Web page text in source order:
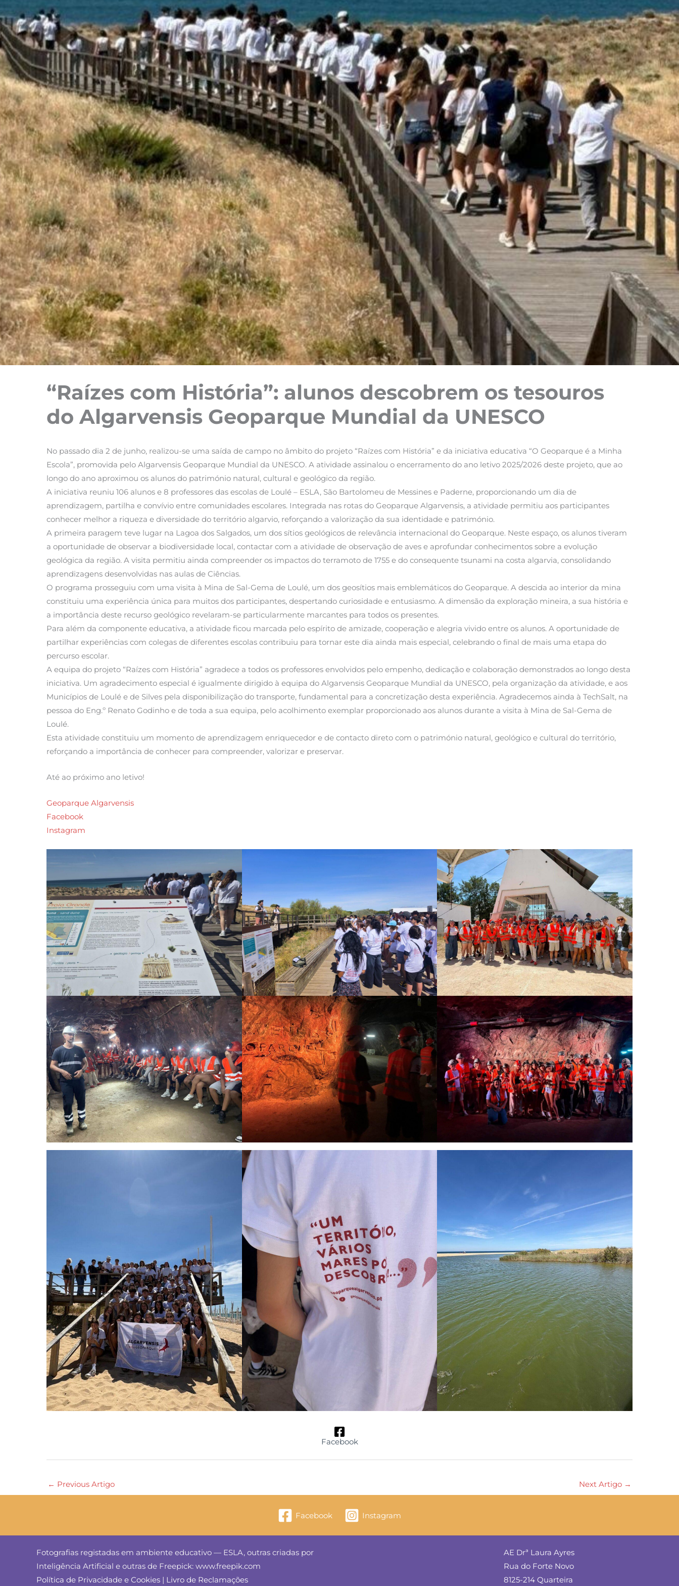
“Raízes com História”: alunos descobrem os tesouros
do Algarvensis Geoparque Mundial da UNESCO
No passado dia 2 de junho, realizou-se uma saída de campo no âmbito do projeto “Raízes com História” e da iniciativa educativa “O Geoparque é a Minha
Escola”, promovida pelo Algarvensis Geoparque Mundial da UNESCO. A atividade assinalou o encerramento do ano letivo 2025/2026 deste projeto, que ao
longo do ano aproximou os alunos do património natural, cultural e geológico da região.
A iniciativa reuniu 106 alunos e 8 professores das escolas de Loulé – ESLA, São Bartolomeu de Messines e Paderne, proporcionando um dia de
aprendizagem, partilha e convívio entre comunidades escolares. Integrada nas rotas do Geoparque Algarvensis, a atividade permitiu aos participantes
conhecer melhor a riqueza e diversidade do território algarvio, reforçando a valorização da sua identidade e património.
A primeira paragem teve lugar na Lagoa dos Salgados, um dos sítios geológicos de relevância internacional do Geoparque. Neste espaço, os alunos tiveram
a oportunidade de observar a biodiversidade local, contactar com a atividade de observação de aves e aprofundar conhecimentos sobre a evolução
geológica da região. A visita permitiu ainda compreender os impactos do terramoto de 1755 e do consequente tsunami na costa algarvia, consolidando
aprendizagens desenvolvidas nas aulas de Ciências.
O programa prosseguiu com uma visita à Mina de Sal-Gema de Loulé, um dos geosítios mais emblemáticos do Geoparque. A descida ao interior da mina
constituiu uma experiência única para muitos dos participantes, despertando curiosidade e entusiasmo. A dimensão da exploração mineira, a sua história e
a importância deste recurso geológico revelaram-se particularmente marcantes para todos os presentes.
Para além da componente educativa, a atividade ficou marcada pelo espírito de amizade, cooperação e alegria vivido entre os alunos. A oportunidade de
partilhar experiências com colegas de diferentes escolas contribuiu para tornar este dia ainda mais especial, celebrando o final de mais uma etapa do
percurso escolar.
A equipa do projeto “Raízes com História” agradece a todos os professores envolvidos pelo empenho, dedicação e colaboração demonstrados ao longo desta
iniciativa. Um agradecimento especial é igualmente dirigido à equipa do Algarvensis Geoparque Mundial da UNESCO, pela organização da atividade, e aos
Municípios de Loulé e de Silves pela disponibilização do transporte, fundamental para a concretização desta experiência. Agradecemos ainda à TechSalt, na
pessoa do Eng.º Renato Godinho e de toda a sua equipa, pelo acolhimento exemplar proporcionado aos alunos durante a visita à Mina de Sal-Gema de
Loulé.
Esta atividade constituiu um momento de aprendizagem enriquecedor e de contacto direto com o património natural, geológico e cultural do território,
reforçando a importância de conhecer para compreender, valorizar e preservar.
Até ao próximo ano letivo!
Geoparque Algarvensis
Facebook
Instagram
Facebook
← Previous Artigo Next Artigo →
Facebook Instagram
Fotografias registadas em ambiente educativo — ESLA, outras criadas por
Inteligência Artificial e outras de Freepick: www.freepik.com
Política de Privacidade e Cookies | Livro de Reclamações
AE Drª Laura Ayres
Rua do Forte Novo
8125-214 Quarteira